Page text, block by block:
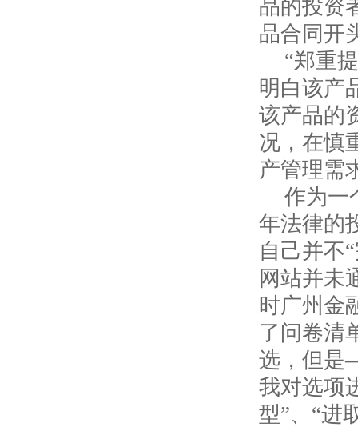
品的投资
品合同开
“郑重
明白该产
该产品的
况，在慎
产管理需
作为一
年法律的
自己并不
网站并未
时广州金
了问卷清
选，但是
我对选项
型”、“进